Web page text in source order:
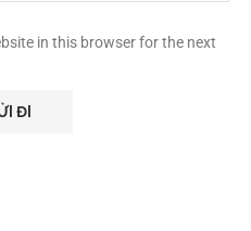
in this browser for the next